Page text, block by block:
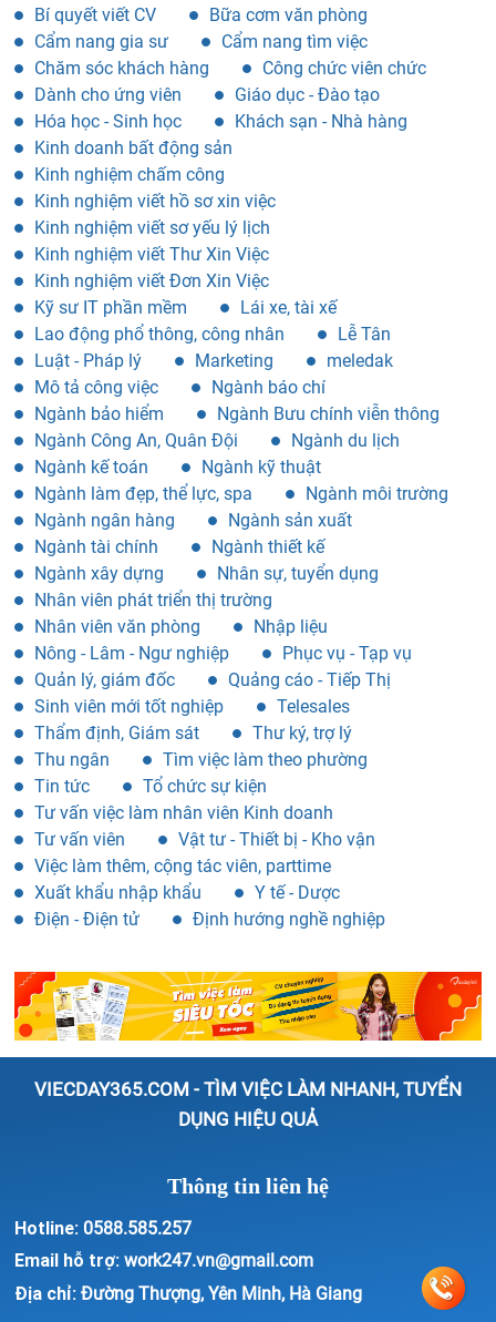
Bí quyết viết CV
Bữa cơm văn phòng
Cẩm nang gia sư
Cẩm nang tìm việc
Chăm sóc khách hàng
Công chức viên chức
Dành cho ứng viên
Giáo dục - Đào tạo
Hóa học - Sinh học
Khách sạn - Nhà hàng
Kinh doanh bất động sản
Kinh nghiệm chấm công
Kinh nghiệm viết hồ sơ xin việc
Kinh nghiệm viết sơ yếu lý lịch
Kinh nghiệm viết Thư Xin Việc
Kinh nghiệm viết Đơn Xin Việc
Kỹ sư IT phần mềm
Lái xe, tài xế
Lao động phổ thông, công nhân
Lễ Tân
Luật - Pháp lý
Marketing
meledak
Mô tả công việc
Ngành báo chí
Ngành bảo hiểm
Ngành Bưu chính viễn thông
Ngành Công An, Quân Đội
Ngành du lịch
Ngành kế toán
Ngành kỹ thuật
Ngành làm đẹp, thể lực, spa
Ngành môi trường
Ngành ngân hàng
Ngành sản xuất
Ngành tài chính
Ngành thiết kế
Ngành xây dựng
Nhân sự, tuyển dụng
Nhân viên phát triển thị trường
Nhân viên văn phòng
Nhập liệu
Nông - Lâm - Ngư nghiệp
Phục vụ - Tạp vụ
Quản lý, giám đốc
Quảng cáo - Tiếp Thị
Sinh viên mới tốt nghiệp
Telesales
Thẩm định, Giám sát
Thư ký, trợ lý
Thu ngân
Tìm việc làm theo phường
Tin tức
Tổ chức sự kiện
Tư vấn việc làm nhân viên Kinh doanh
Tư vấn viên
Vật tư - Thiết bị - Kho vận
Việc làm thêm, cộng tác viên, parttime
Xuất khẩu nhập khẩu
Y tế - Dược
Điện - Điện tử
Định hướng nghề nghiệp
VIECDAY365.COM - TÌM VIỆC LÀM NHANH, TUYỂN
DỤNG HIỆU QUẢ
Thông tin liên hệ
Hotline: 0588.585.257
Email hỗ trợ: work247.vn@gmail.com
Địa chỉ: Đường Thượng, Yên Minh, Hà Giang